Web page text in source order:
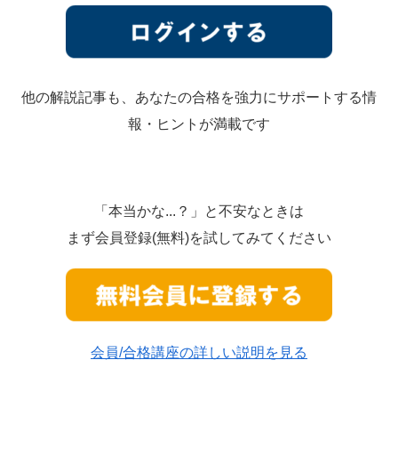
他の解説記事も、あなたの合格を強力にサポートする情
報・ヒントが満載です
「本当かな...？」と不安なときは
まず会員登録(無料)を試してみてください
会員/合格講座の詳しい説明を見る